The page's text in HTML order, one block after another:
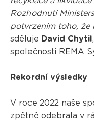
Rozhodnutí
potvrzením toho, že
sděluje David Chytil
společnosti REMA
Rekordní výsledky
V roce 2022 naše
zpětně odebrala v